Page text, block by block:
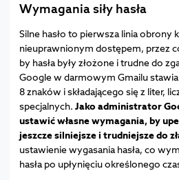
Wymagania siły hasła
Silne hasło to pierwsza linia obrony
nieuprawnionym dostępem, przez
by hasła były złożone i trudne do
Google w darmowym Gmailu
8 znaków i składającego się z liter,
specjalnych. Jako administrator
ustawić własne wymagania, by
jeszcze silniejsze i trudniejsze do
ustawienie wygasania hasła, co
hasła po upłynięciu określonego